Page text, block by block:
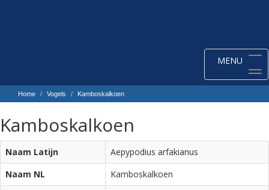
Toggle
navigation
MENU
Home Vogels Kamboskalkoen
Kamboskalkoen
Naam Latijn
Aepypodius arfakianus
Naam NL
Kamboskalkoen